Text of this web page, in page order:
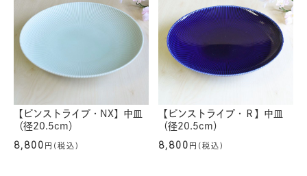
【ピンストライプ・NX】中皿
（径20.5cm）
8,800 円(税込)
【ピンストライプ・Ｒ】中皿
（径20.5cm）
8,800 円(税込)